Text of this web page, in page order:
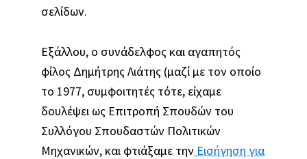
σελίδων.
Εξάλλου, ο συνάδελφος και αγαπητός
φίλος Δημήτρης Λιάτης (μαζί με τον οποίο
το 1977, συμφοιτητές τότε, είχαμε
δουλέψει ως Επιτροπή Σπουδών του
Συλλόγου Σπουδαστών Πολιτικών
Μηχανικών, και φτιάξαμε την Εισήγηση για